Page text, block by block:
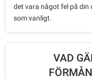
det vara något fel på
som vanligt.
VAD